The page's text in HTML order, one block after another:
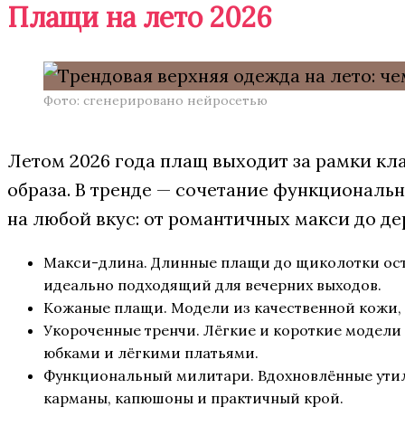
Плащи на лето 2026
Фото: сгенерировано нейросетью
Летом 2026 года плащ выходит за рамки
образа. В тренде — сочетание
на любой вкус: от романтичных макси до
Макси-длина. Длинные плащи до щиколотки
идеально подходящий для вечерних выходов.
Кожаные плащи. Модели из качественной кожи,
Укороченные тренчи. Лёгкие и короткие
юбками и лёгкими платьями.
Функциональный милитари. Вдохновлённые
карманы, капюшоны и практичный крой.